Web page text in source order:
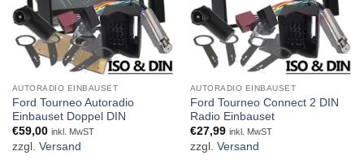
AUTORADIO EINBAUSET
Ford Tourneo Autoradio
Einbauset Doppel DIN
€59,00 inkl. MwST
zzgl. Versand
AUTORADIO EINBAUSET
Ford Tourneo Connect 2 DIN
Radio Einbauset
€27,99 inkl. MwST
zzgl. Versand